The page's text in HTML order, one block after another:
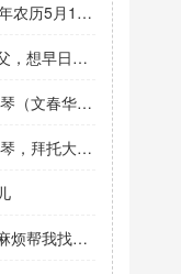
19出生的女孩
早日团聚
四川平武南坝镇
帮忙留意一下。?
我找一下！